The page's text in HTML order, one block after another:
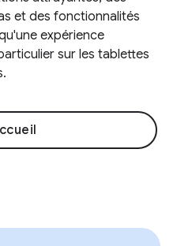
et des fonctionnalités
expérience
sur les tablettes